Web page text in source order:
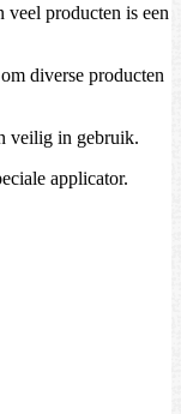
producten is een
diverse producten
veilig in gebruik.
applicator.